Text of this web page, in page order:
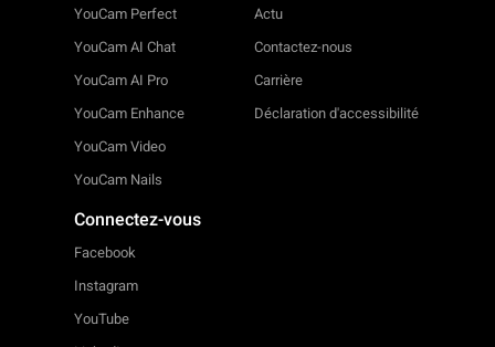
YouCam Perfect
YouCam AI Chat
YouCam AI Pro
YouCam Enhance
YouCam Video
YouCam Nails
Actu
Contactez-nous
Carrière
Déclaration d'accessibilité
Connectez-vous
Facebook
Instagram
YouTube